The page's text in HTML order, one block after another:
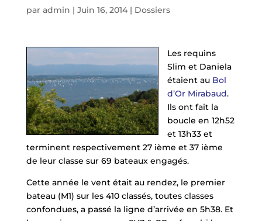
par admin | Juin 16, 2014| Dossiers
Les requins
Slim et Daniela
étaient au Bol
d’Or Mirabaud.
Ils ont fait la
boucle en 12h52
et 13h33 et
terminent respectivement 27 ième et 37 ième
de leur classe sur 69 bateaux engagés.
Cette année le vent était au rendez, le premier
bateau (M1) sur les 410 classés, toutes classes
confondues, a passé la ligne d’arrivée en 5h38. Et